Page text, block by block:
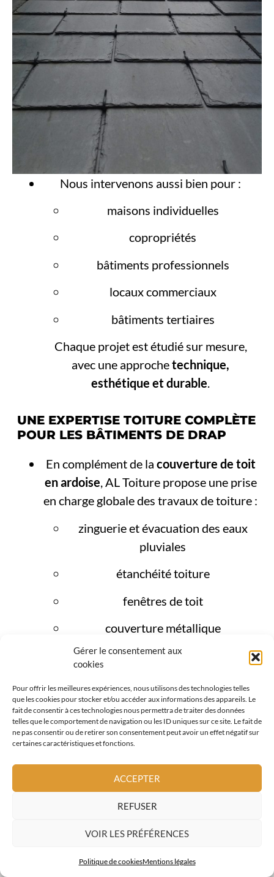
Gérer le consentement aux
cookies
Pour offrir les meilleures expériences, nous utilisons des technologies telles
que les cookies pour stocker et/ou accéder aux informations des appareils. Le
fait de consentir à ces technologies nous permettra de traiter des données
telles que le comportement de navigation ou les ID uniques sur ce site. Le fait de
ne pas consentir ou de retirer son consentement peut avoir un effet négatif sur
certaines caractéristiques et fonctions.
ACCEPTER
REFUSER
VOIR LES PRÉFÉRENCES
Politique de cookiesMentions légales
Nous intervenons aussi bien pour :
maisons individuelles
copropriétés
bâtiments professionnels
locaux commerciaux
bâtiments tertiaires
Chaque projet est étudié sur mesure,
avec une approchetechnique,
esthétique et durable.
UNE EXPERTISE TOITURE COMPLÈTE
POUR LES BÂTIMENTS DE DRAP
En complément de la couverture de toit
en ardoise, AL Toiture propose une prise
en charge globale des travaux de toiture :
zinguerie et évacuation des eaux
pluviales
étanchéité toiture
fenêtres de toit
couverture métallique
tuiles terre cuite
façades et bardages bois
Cette approche globale est essentielle à
Drap, où la toiture doit être pensée
comme unélément technique clé
protection du bâtiment en milieu urbain.
DEMANDE DE DEVIS